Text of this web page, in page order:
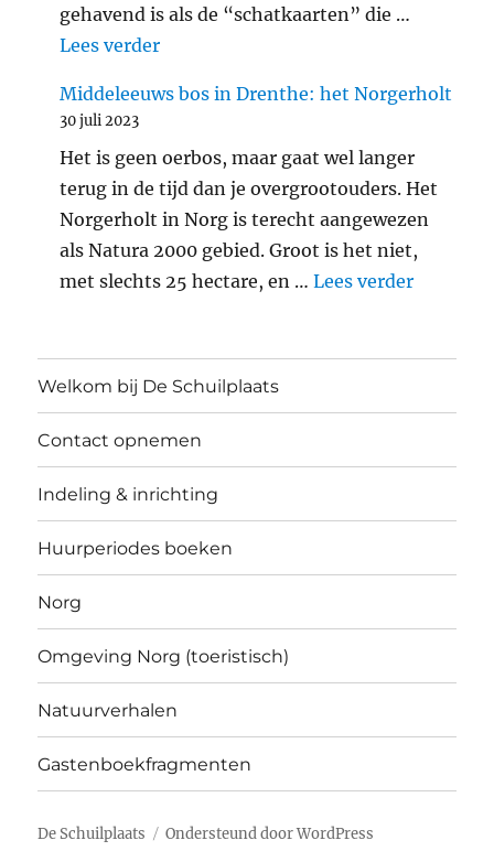
gehavend is als de “schatkaarten” die …
Lees verder"Araschnia levana: landkaartje"
Middeleeuws bos in Drenthe: het Norgerholt
30 juli 2023
Het is geen oerbos, maar gaat wel langer
terug in de tijd dan je overgrootouders. Het
Norgerholt in Norg is terecht aangewezen
als Natura 2000 gebied. Groot is het niet,
met slechts 25 hectare, en …Lees verder
Welkom bij De Schuilplaats
Contact opnemen
Indeling & inrichting
Huurperiodes boeken
Norg
Omgeving Norg (toeristisch)
Natuurverhalen
Gastenboekfragmenten
De Schuilplaats Ondersteund door WordPress